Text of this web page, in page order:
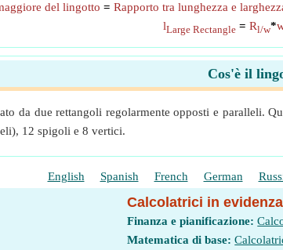
del lingotto = Rapporto tra lunghezza e
lLarge Rectangle = Rl/w*
Cos'è il
da due rettangoli regolarmente opposti e paralleli.
12 spigoli e 8 vertici.
English Spanish French German
Calcolatrici in evidenza
Finanza e pianificazione:
Matematica di base: